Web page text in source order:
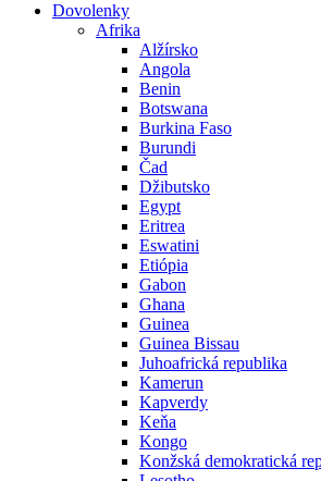
Dovolenky
Afrika
Alžírsko
Angola
Benin
Botswana
Burkina Faso
Burundi
Čad
Džibutsko
Egypt
Eritrea
Eswatini
Etiópia
Gabon
Ghana
Guinea
Guinea Bissau
Juhoafrická republika
Kamerun
Kapverdy
Keňa
Kongo
Konžská demokratická